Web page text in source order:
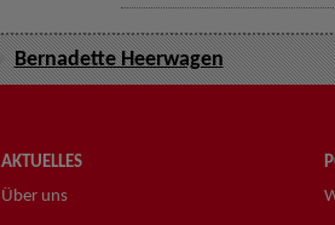
Bernadette Heerwagen
AKTUELLES
Über uns